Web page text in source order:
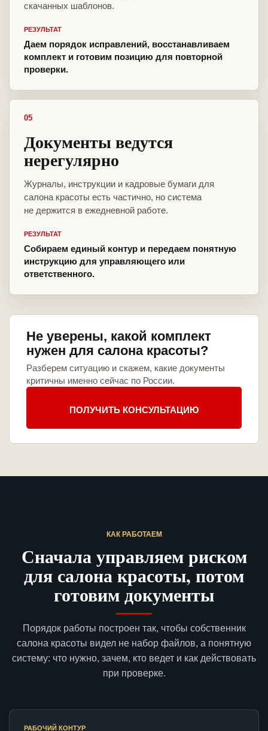
скачанных шаблонов.
РЕЗУЛЬТАТ
Даем порядок исправлений, восстанавливаем
комплект и готовим позицию для повторной
проверки.
05
Документы ведутся
нерегулярно
Журналы, инструкции и кадровые бумаги для
салона красоты есть частично, но система
не держится в ежедневной работе.
РЕЗУЛЬТАТ
Собираем единый контур и передаем понятную
инструкцию для управляющего или
ответственного.
Не уверены, какой комплект
нужен для салона красоты?
Разберем ситуацию и скажем, какие документы
критичны именно сейчас по России.
ПОЛУЧИТЬ КОНСУЛЬТАЦИЮ
КАК РАБОТАЕМ
Сначала управляем риском
для салона красоты, потом
готовим документы
Порядок работы построен так, чтобы собственник
салона красоты видел не набор файлов, а понятную
систему: что нужно, зачем, кто ведет и как действовать
при проверке.
РАБОЧИЙ КОНТУР